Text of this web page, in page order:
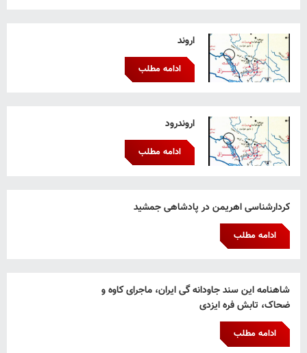
اروند
ادامه مطلب
اروندرود
ادامه مطلب
کردارشناسی اهریمن در پادشاهی جمشید
ادامه مطلب
شاهنامه این سند جاودانه گی ایران، ماجرای کاوه و
ضحاک، تابش فره ایزدی
ادامه مطلب